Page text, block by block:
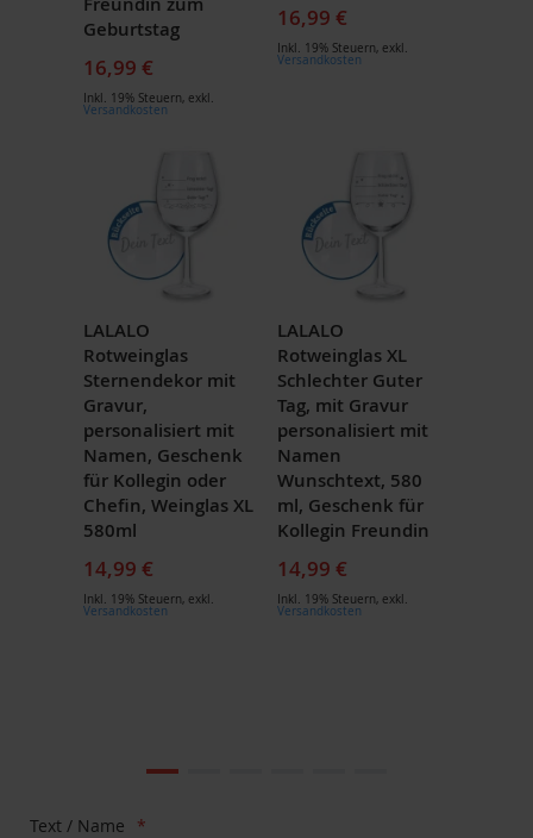
Bildgalerie
Zum
Text / Name
Geburtstag
16,99 €
Inkl. 19% Steuern, exkl.
Versandkosten
16,99 €
Inkl. 19% Steuern, exkl.
Versandkosten
LALALO
Rotweinglas
Sternendekor mit
Gravur,
personalisiert mit
Namen, Geschenk
für Kollegin oder
Chefin, Weinglas XL
580ml
14,99 €
Inkl. 19% Steuern, exkl.
Versandkosten
LALALO
Rotweinglas XL
Schlechter Guter
Tag, mit Gravur
personalisiert mit
Namen
Wunschtext, 580
ml, Geschenk für
Kollegin Freundin
14,99 €
Inkl. 19% Steuern, exkl.
Versandkosten